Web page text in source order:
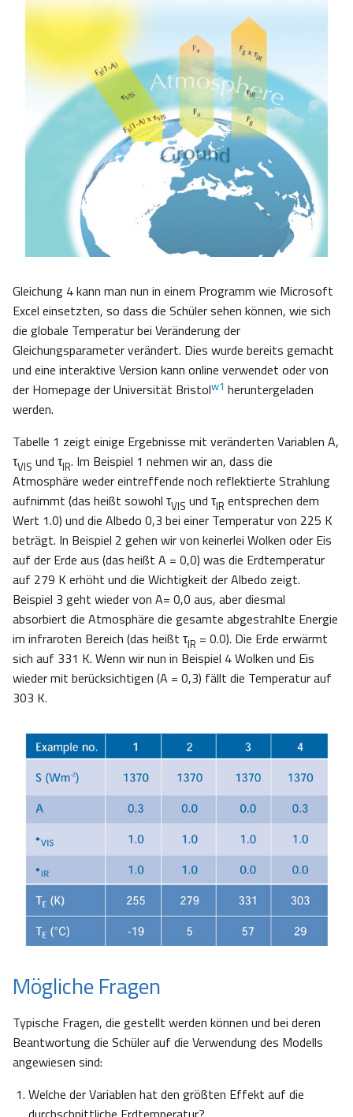
Gleichung 4 kann man nun in einem Programm wie Microsoft
Excel einsetzten, so dass die Schüler sehen können, wie sich
die globale Temperatur bei Veränderung der
Gleichungsparameter verändert. Dies wurde bereits gemacht
und eine interaktive Version kann online verwendet oder von
der Homepage der Universität Bristolw1 heruntergeladen
werden.
Tabelle 1 zeigt einige Ergebnisse mit veränderten Variablen A,
τVIS und τIR. Im Beispiel 1 nehmen wir an, dass die
Atmosphäre weder eintreffende noch reflektierte Strahlung
aufnimmt (das heißt sowohl τVIS und τIR entsprechen dem
Wert 1.0) und die Albedo 0,3 bei einer Temperatur von 225 K
beträgt. In Beispiel 2 gehen wir von keinerlei Wolken oder Eis
auf der Erde aus (das heißt A = 0,0) was die Erdtemperatur
auf 279 K erhöht und die Wichtigkeit der Albedo zeigt.
Beispiel 3 geht wieder von A= 0,0 aus, aber diesmal
absorbiert die Atmosphäre die gesamte abgestrahlte Energie
im infraroten Bereich (das heißt τIR = 0.0). Die Erde erwärmt
sich auf 331 K. Wenn wir nun in Beispiel 4 Wolken und Eis
wieder mit berücksichtigen (A = 0,3) fällt die Temperatur auf
303 K.
Mögliche Fragen
Typische Fragen, die gestellt werden können und bei deren
Beantwortung die Schüler auf die Verwendung des Modells
angewiesen sind:
Welche der Variablen hat den größten Effekt auf die